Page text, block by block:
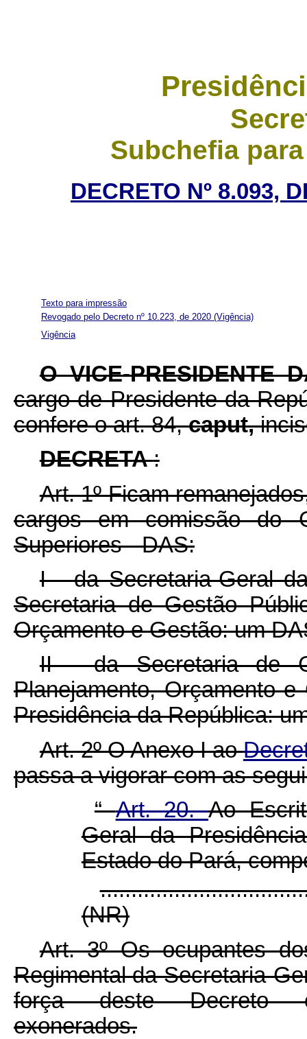
Subchefia
DECRETO Nº 8.093,
Texto para impressão
Vigência
Revogado pelo Decreto nº 10.223, de 2020 (Vigência)
O VICE-PRESIDENTE
cargo de Presidente da
confere o art. 84,caput,
DECRETA:
Art. 1º Ficam
cargos em comissão do
Superiores - DAS:
I - da Secretaria-Geral
Secretaria de Gestão
Orçamento e Gestão: um
II - da Secretaria de
Planejamento, Orçamento
Presidência da República:
Art. 2º O Anexo I ao
passa a vigorar com as
“Art. 20.Ao
Geral da
Estado do Pará,
(NR)
Art. 3º Os ocupantes
Regimental da Secretaria-
força deste Decreto
exonerados.